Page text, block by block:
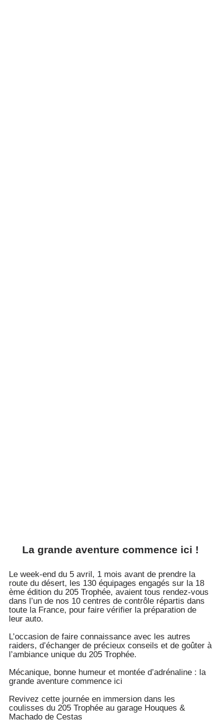
La grande aventure commence ici !
Le week-end du 5 avril, 1 mois avant de prendre la
route du désert, les 130 équipages engagés sur la 18
ème édition du 205 Trophée, avaient tous rendez-vous
dans l’un de nos 10 centres de contrôle répartis dans
toute la France, pour faire vérifier la préparation de
leur auto.
L’occasion de faire connaissance avec les autres
raiders, d’échanger de précieux conseils et de goûter à
l’ambiance unique du 205 Trophée.
Mécanique, bonne humeur et montée d’adrénaline : la
grande aventure commence ici
Revivez cette journée en immersion dans les
coulisses du 205 Trophée au garage Houques &
Machado de Cestas